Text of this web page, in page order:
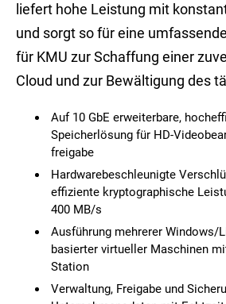
liefert hohe Leistung mit
und sorgt so für eine
für KMU zur Schaffung einer
Cloud und zur Bewältigung des
Auf 10 GbE erweiterbare,
Speicherlösung für HD-
freigabe
Hardwarebeschleunigte
effiziente kryptographische
400 MB/s
Ausführung mehrerer Windows/
basierter virtueller Maschinen
Station
Verwaltung, Freigabe und